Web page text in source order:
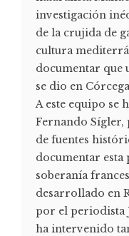
investigación
de la crujida de
cultura
documentar que
se dio en
A este equipo se
Fernando Sígler,
de fuentes
documentar esta
soberanía
desarrollado en
por el periodista
ha intervenido